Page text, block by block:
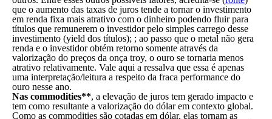
que o aumento das taxas de juros tende a tornar o investimento
em renda fixa mais atrativo com o dinheiro podendo fluir para
títulos que remunerem o investidor pelo simples carrego desse
investimento (yield dos títulos); ; ao passo que o metal não gera
renda e o investidor obtém retorno somente através da
valorização do preços da onça troy, o ouro se tornaria menos
atrativo relativamente. Vale aqui a ressalva que essa é apenas
uma interpretação/leitura a respeito da fraca performance do
ouro nesse ano.
Nas commodities**, a elevação de juros tem gerado impacto e
tem como resultante a valorização do dólar em contexto global.
Como as commodities são cotadas em dólar, elas tornam as